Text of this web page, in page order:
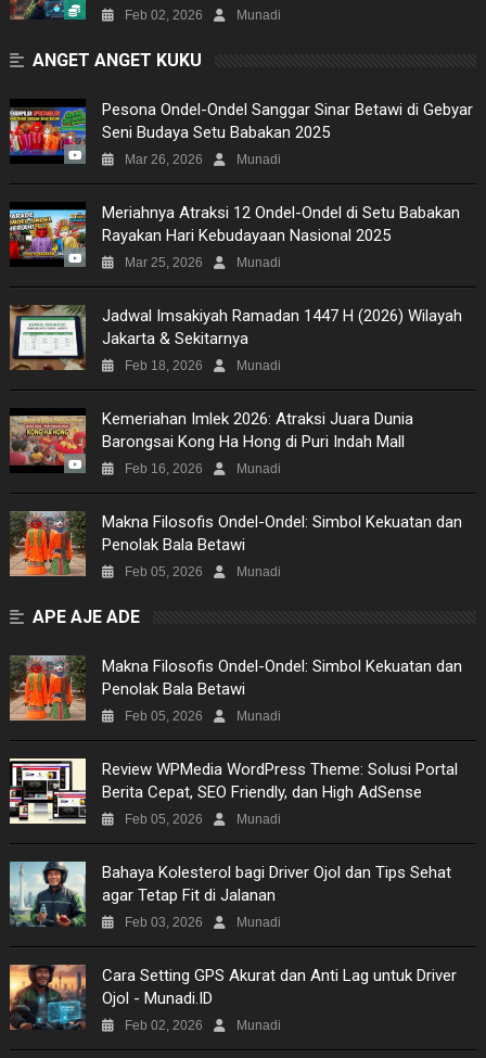
Feb 02, 2026 Munadi
ANGET ANGET KUKU
Pesona Ondel-Ondel Sanggar Sinar Betawi di Gebyar
Seni Budaya Setu Babakan 2025
Mar 26, 2026 Munadi
Meriahnya Atraksi 12 Ondel-Ondel di Setu Babakan
Rayakan Hari Kebudayaan Nasional 2025
Mar 25, 2026 Munadi
Jadwal Imsakiyah Ramadan 1447 H (2026) Wilayah
Jakarta & Sekitarnya
Feb 18, 2026 Munadi
Kemeriahan Imlek 2026: Atraksi Juara Dunia
Barongsai Kong Ha Hong di Puri Indah Mall
Feb 16, 2026 Munadi
Makna Filosofis Ondel-Ondel: Simbol Kekuatan dan
Penolak Bala Betawi
Feb 05, 2026 Munadi
APE AJE ADE
Makna Filosofis Ondel-Ondel: Simbol Kekuatan dan
Penolak Bala Betawi
Feb 05, 2026 Munadi
Review WPMedia WordPress Theme: Solusi Portal
Berita Cepat, SEO Friendly, dan High AdSense
Feb 05, 2026 Munadi
Bahaya Kolesterol bagi Driver Ojol dan Tips Sehat
agar Tetap Fit di Jalanan
Feb 03, 2026 Munadi
​Cara Setting GPS Akurat dan Anti Lag untuk Driver
Ojol - Munadi.ID
Feb 02, 2026 Munadi